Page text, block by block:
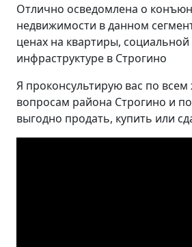
Отлично осведомлена о
недвижимости в данном
ценах на квартиры,
инфраструктуре в Строгино
Я проконсультирую вас по
вопросам района Строгино и
выгодно продать, купить или